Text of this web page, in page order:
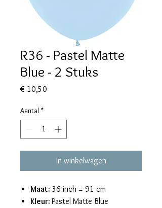
R36 - Pastel Matte
Blue - 2 Stuks
€ 10,50
Aantal *
In winkelwagen
Maat: 36 inch = 91 cm
Kleur: Pastel Matte Blue